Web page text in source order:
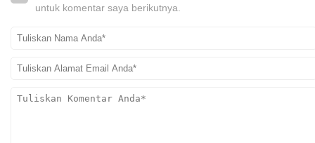
untuk komentar saya berikutnya.